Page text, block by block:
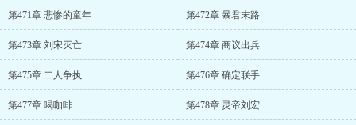
第471章 悲惨的童年 第472章 暴君末路
第473章 刘宋灭亡 第474章 商议出兵
第475章 二人争执 第476章 确定联手
第477章 喝咖啡 第478章 灵帝刘宏